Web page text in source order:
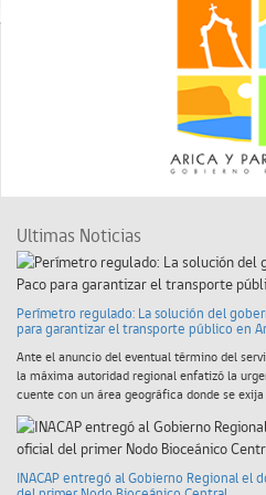
Ultimas Noticias
Perímetro regulado: La solución del
para garantizar el transporte público en
Ante el anuncio del eventual término del
la máxima autoridad regional enfatizó la
cuente con un área geográfica donde se exija
INACAP entregó al Gobierno Regional el